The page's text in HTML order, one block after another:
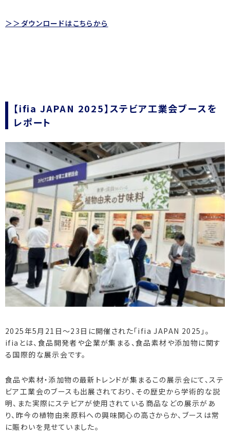
＞＞ダウンロードはこちらから
【ifia JAPAN 2025】ステビア工業会ブースを
レポート
2025年5月21日～23日に開催された「ifia JAPAN 2025」。
ifiaとは、食品開発者や企業が集まる、食品素材や添加物に関す
る国際的な展示会です。
食品や素材・添加物の最新トレンドが集まるこの展示会にて、ステ
ビア工業会のブースも出展されており、その歴史から学術的な説
明、また実際にステビアが使用されている商品などの展示があ
り、昨今の植物由来原料への興味関心の高さからか、ブースは常
に賑わいを見せていました。